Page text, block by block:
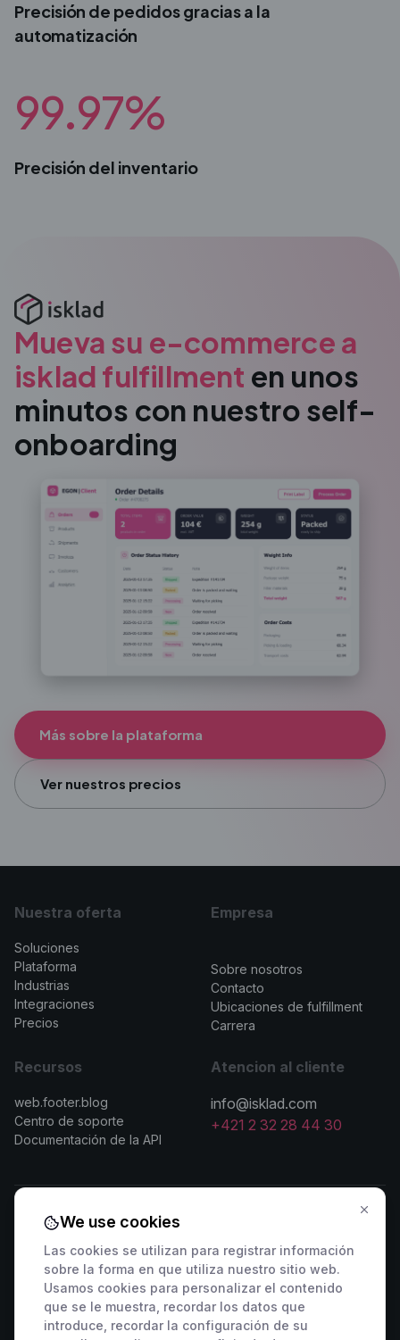
Precisión de pedidos gracias a la
automatización
99.97%
Precisión del inventario
Mueva su e-commerce a
isklad fulfillment en unos
minutos con nuestro self-
onboarding
Más sobre la plataforma
Ver nuestros precios
Nuestra oferta
Soluciones
Plataforma
Industrias
Integraciones
Precios
Empresa
Sobre nosotros
Contacto
Ubicaciones de fulfillment
Carrera
Recursos
web.footer.blog
Centro de soporte
Documentación de la API
Atencion al cliente
info@isklad.com
+421 2 32 28 44 30
Contactar con ventas
🇸🇰 +421 2 222 006 94
🇨🇿 +420 311 440 767
🇵🇱 +48 22 307 03 34
🇦🇹 +43 1 442 0203
🇷🇴 +40 316 306 173
🇭🇺 +36 1 901 0594
We use cookies
Las cookies se utilizan para registrar información
sobre la forma en que utiliza nuestro sitio web.
Usamos cookies para personalizar el contenido
que se le muestra, recordar los datos que
introduce, recordar la configuración de su